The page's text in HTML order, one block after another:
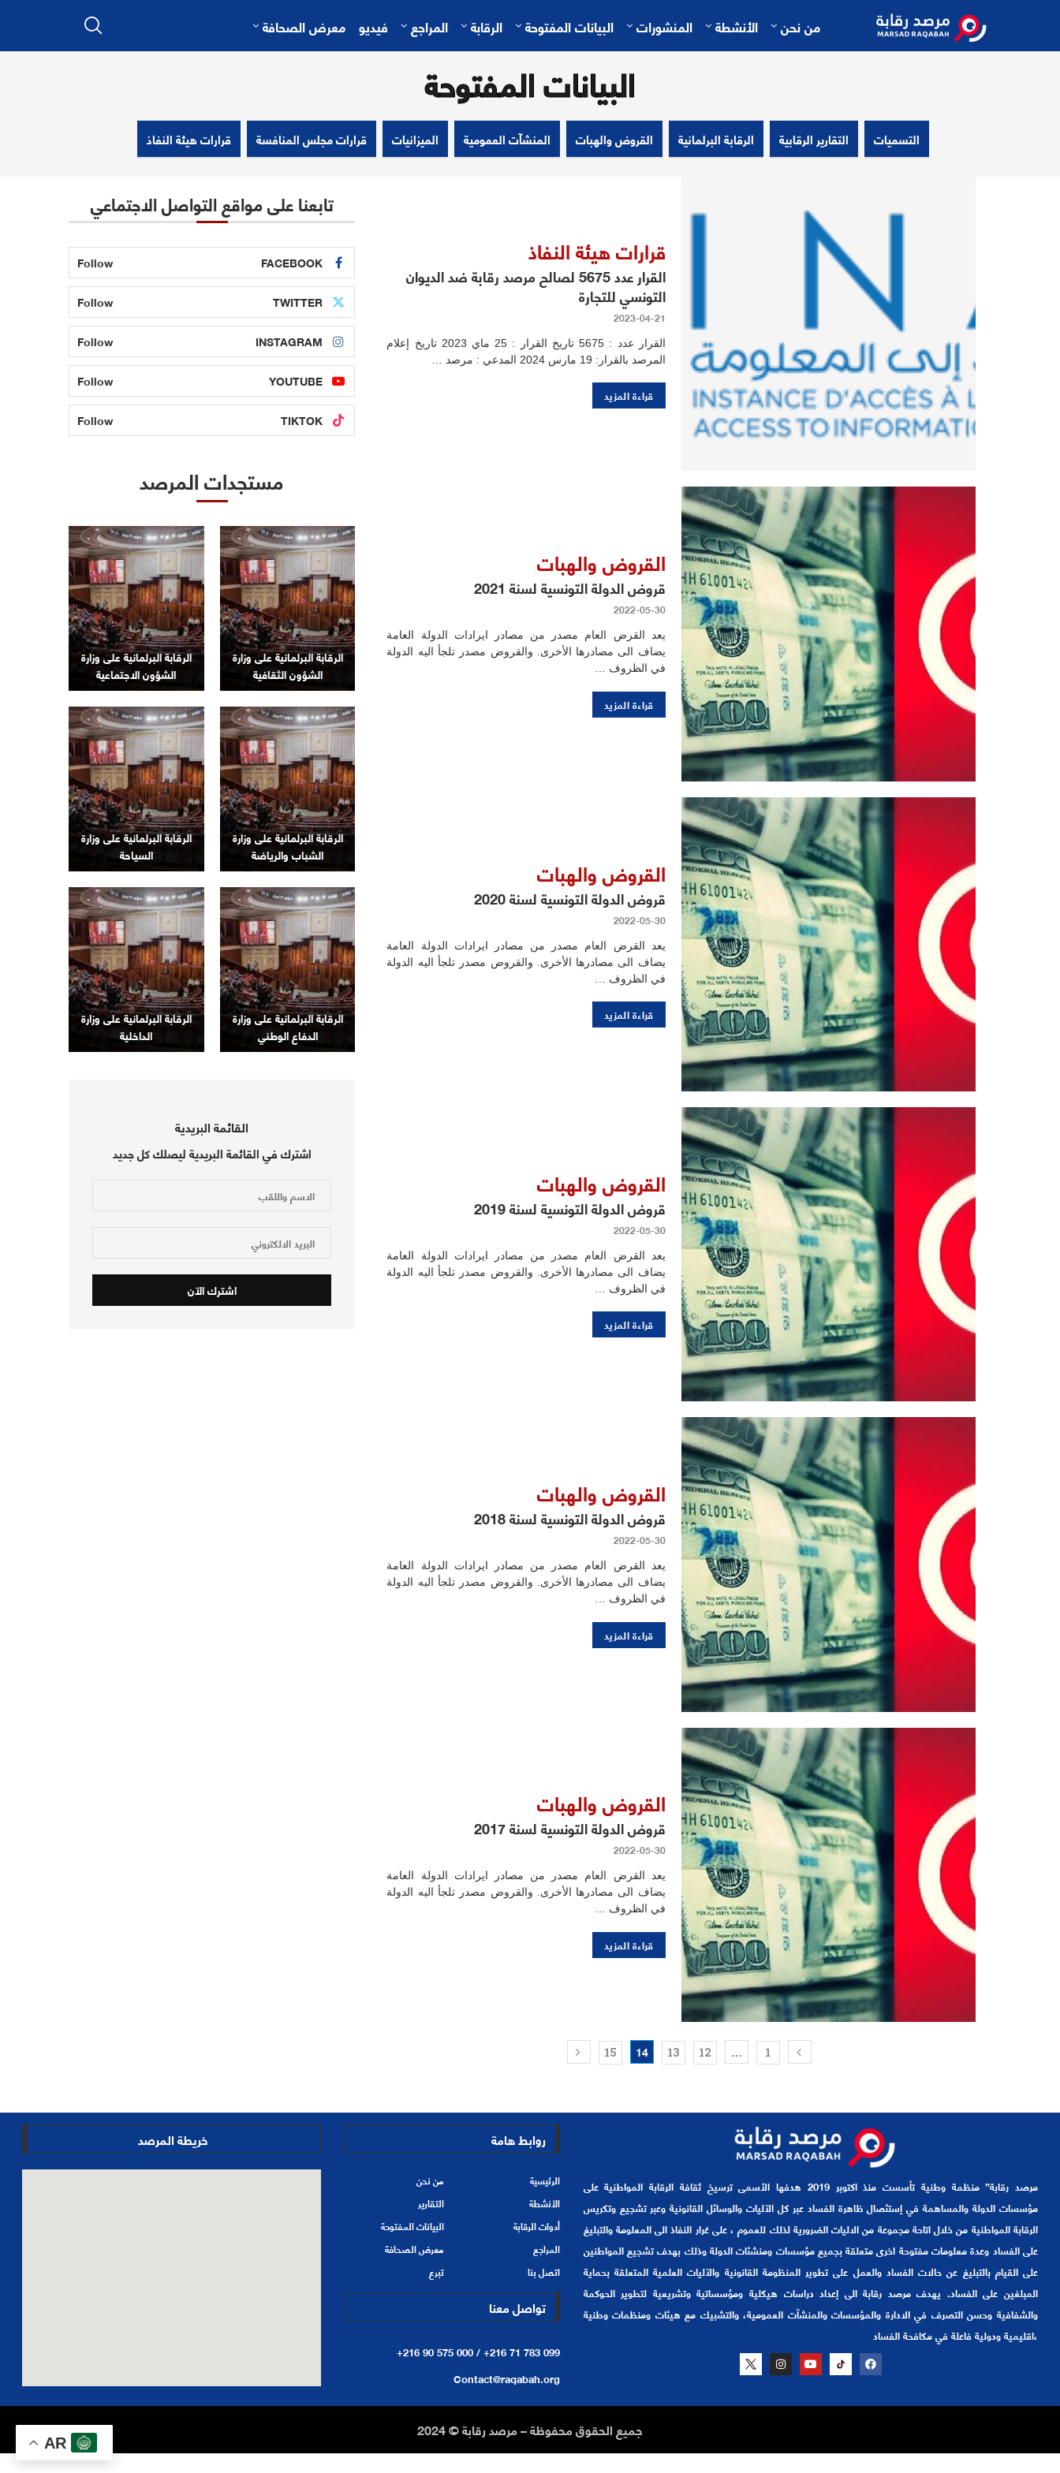
من نحن الأنشطة المنشورات البيانات المفتوحة الرقابة المراجع فيديو معرض الصحافة
البيانات المفتوحة
التسميات التقارير الرقابية الرقابة البرلمانية القروض والهبات المنشآت العمومية الميزانيات قرارات مجلس المنافسة قرارات هيئة النفاذ
قرارات هيئة النفاذ
القرار عدد 5675 لصالح مرصد رقابة ضد الديوان
التونسي للتجارة
2023-04-21
القرار عدد : 5675 تاريخ القرار : 25 ماي 2023 تاريخ إعلام
المرصد بالقرار: 19 مارس 2024 المدعي : مرصد …
قراءة المزيد
القروض والهبات
قروض الدولة التونسية لسنة 2021
2022-05-30
يعد القرض العام مصدر من مصادر ايرادات الدولة العامة
يضاف الى مصادرها الأخرى. والقروض مصدر تلجأ اليه الدولة
في الظروف …
قراءة المزيد
القروض والهبات
قروض الدولة التونسية لسنة 2020
2022-05-30
يعد القرض العام مصدر من مصادر ايرادات الدولة العامة
يضاف الى مصادرها الأخرى. والقروض مصدر تلجأ اليه الدولة
في الظروف …
قراءة المزيد
القروض والهبات
قروض الدولة التونسية لسنة 2019
2022-05-30
يعد القرض العام مصدر من مصادر ايرادات الدولة العامة
يضاف الى مصادرها الأخرى. والقروض مصدر تلجأ اليه الدولة
في الظروف …
قراءة المزيد
القروض والهبات
قروض الدولة التونسية لسنة 2018
2022-05-30
يعد القرض العام مصدر من مصادر ايرادات الدولة العامة
يضاف الى مصادرها الأخرى. والقروض مصدر تلجأ اليه الدولة
في الظروف …
قراءة المزيد
القروض والهبات
قروض الدولة التونسية لسنة 2017
2022-05-30
يعد القرض العام مصدر من مصادر ايرادات الدولة العامة
يضاف الى مصادرها الأخرى. والقروض مصدر تلجأ اليه الدولة
في الظروف …
قراءة المزيد
1
…
12
13
14
15
تابعنا على مواقع التواصل الاجتماعي
FACEBOOK
Follow
TWITTER
Follow
INSTAGRAM
Follow
YOUTUBE
Follow
TIKTOK
Follow
مستجدات المرصد
الرقابة البرلمانية على وزارة
الشؤون الثقافية
الرقابة البرلمانية على وزارة
الشؤون الاجتماعية
الرقابة البرلمانية على وزارة
الشباب والرياضة
الرقابة البرلمانية على وزارة
السياحة
الرقابة البرلمانية على وزارة
الدفاع الوطني
الرقابة البرلمانية على وزارة
الداخلية
القائمة البريدية
اشترك في القائمة البريدية ليصلك كل جديد
مرصد رقابة” منظمة وطنية تأسست منذ اكتوبر 2019 هدفها الأسمى ترسيخ ثقافة الرقابة المواطنية على
مؤسسات الدولة والمساهمة في إستئصال ظاهرة الفساد عبر كل الآليات والوسائل القانونية وعبر تشجيع وتكريس
الرقابة المواطنية من خلال اتاحة مجموعة من الاليات الضرورية لذلك للعموم ، على غرار النفاذ الى المعلومة والتبليغ
على الفساد وعدة معلومات مفتوحة اخرى متعلقة بجميع مؤسسات ومنشئات الدولة وذلك بهدف تشجيع المواطنين
على القيام بالتبليغ عن حالات الفساد والعمل على تطوير المنظومة القانونية والآليات العلمية المتعلقة بحماية
المبلغين على الفساد. يهدف مرصد رقابة الى إعداد دراسات هيكلية ومؤسساتية وتشريعية لتطوير الحوكمة
والشفافية وحسن التصرف في الادارة والمؤسسات والمنشآت العمومية، والتشبيك مع هيئات ومنظمات وطنية
،اقليمية ودولية فاعلة في مكافحة الفساد
روابط هامة
الرئيسية
من نحن
الأنشطة
التقارير
أدوات الرقابة
البيانات المفتوحة
المراجع
معرض الصحافة
اتصل بنا
تبرع
تواصل معنا
+216 90 575 000 /+216 71 783 099
Contact@raqabah.org
خريطة المرصد
جميع الحقوق محفوظة – مرصد رقابة © 2024
AR